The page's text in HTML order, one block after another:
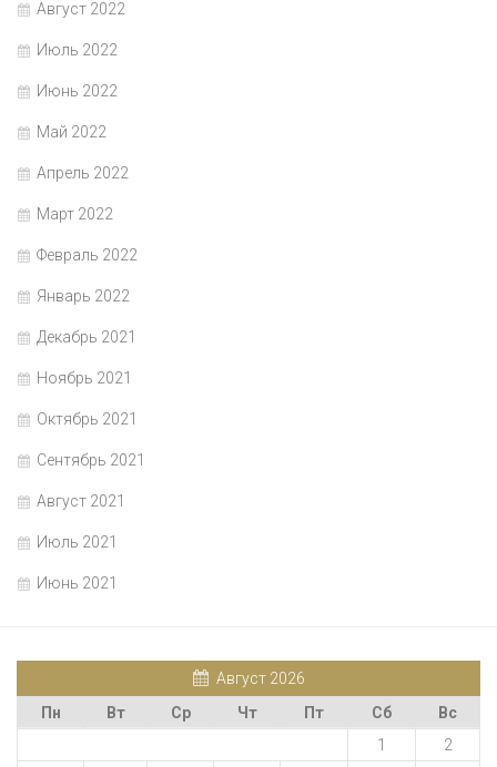
Август 2022
Июль 2022
Июнь 2022
Май 2022
Апрель 2022
Март 2022
Февраль 2022
Январь 2022
Декабрь 2021
Ноябрь 2021
Октябрь 2021
Сентябрь 2021
Август 2021
Июль 2021
Июнь 2021
Август 2026
Пн
Вт Ср Чт Пт Сб
Вс
1
2